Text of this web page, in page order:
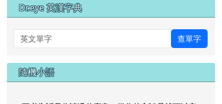
Select Language▼
Dr.eye 英漢字典
英文單字